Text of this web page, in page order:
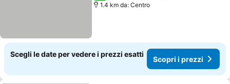
1.4 km da: Centro
Scegli le date per vedere i prezzi esatti
Scopri i prezzi